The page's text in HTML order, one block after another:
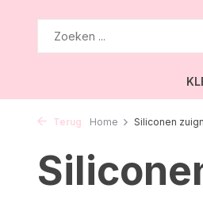
Terug Home Siliconen